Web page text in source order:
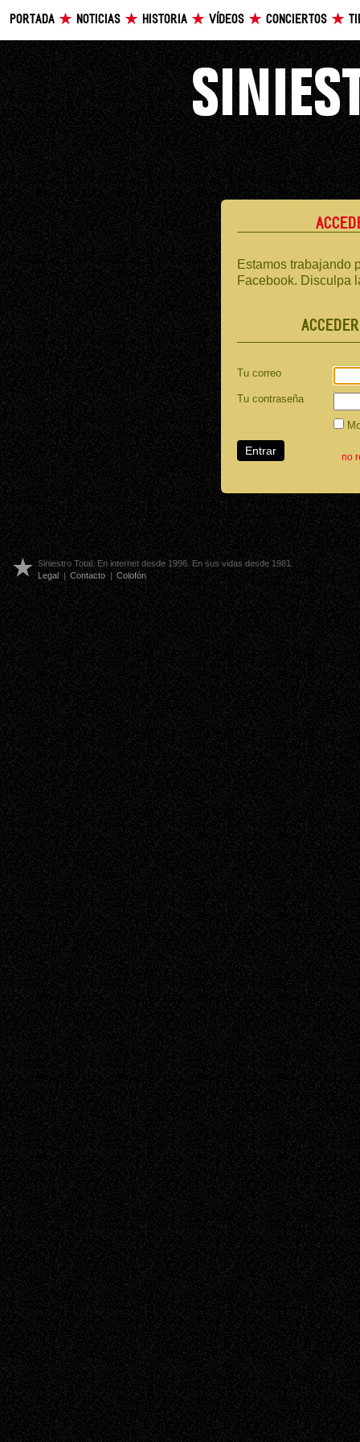
PORTADA NOTICIAS HISTORIA VÍDEOS CONCIERTOS
Estamos trabajando
Facebook. Disculpa
Tu correo
Tu contraseña
no
Siniestro Total. En internet desde 1996. En sus vidas desde 1981.
Legal | Contacto | Colofón